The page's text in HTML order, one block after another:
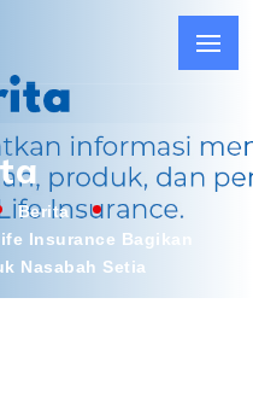
Berita
Insurance Bagikan
Nasabah Setia